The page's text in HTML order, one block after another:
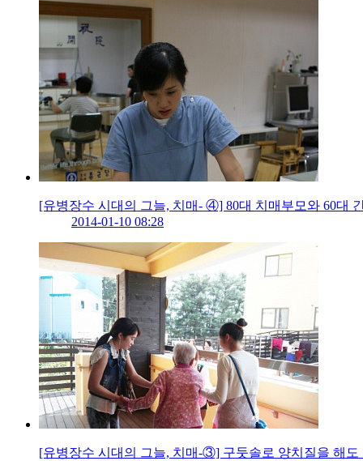
[유병장수 시대의 그늘, 치매- ④] 80대 치매부모와 60대
2014-01-10 08:28
[유병장수 시대의 그늘, 치매-③] 구둣솔로 양치질을 해도